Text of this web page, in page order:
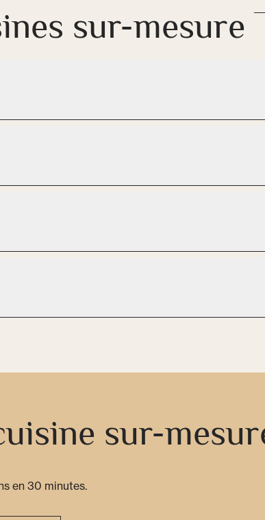
sur-mesure
sur-
en 30 minutes.